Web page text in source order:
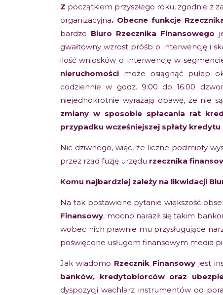
Z początkiem przyszłego roku, zgodnie z
organizacyjna. Obecne funkcje
bardzo Biuro Rzecznika Finansowego
gwałtowny wzrost próśb o interwencję i
ilość wniosków o interwencję w
nieruchomości może osiągnąć pułap
codziennie w godz. 9:00 do 16:00
niejednokrotnie wyrażają obawę, że nie
zmiany w sposobie spłacania rat
przypadku wcześniejszej spłaty
Nic dziwnego, więc, że liczne podmioty
przez rząd fuzję urzędu rzecznika
Komu najbardziej zależy na likwidacji
Na tak postawione pytanie większość
Finansowy, mocno naraził się takim
wobec nich prawnie mu przysługujące
poświęcone usługom finansowym media
Jak wiadomo Rzecznik Finansowy jest
banków, kredytobiorców oraz
dyspozycji wachlarz instrumentów od